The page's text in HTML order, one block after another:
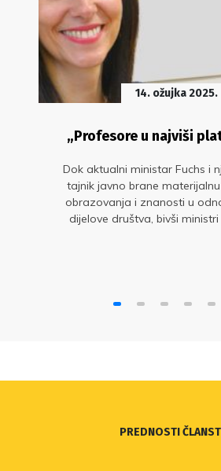
14. ožujka 2025.
„Profesore u najviši
Dok aktualni ministar Fuchs i
tajnik javno brane
obrazovanja i znanosti u
dijelove društva, bivši
PREDNOSTI